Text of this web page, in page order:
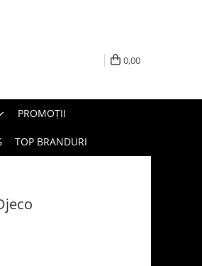
0,00
PROMOȚII
TOP BRANDURI